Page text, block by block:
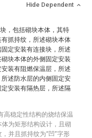
Hide Dependent
，包括砌块本体，其特
抓持纹，所述砌块本体
定安装有连接块，所述
块本体的外侧固定安装
装有阻燃保温层，所述
述防水层的内侧固定安
安装有隔热层，所述隔
高稳定性结构的烧结保温
为矩形结构设计，且砌
并且抓持纹为“凹”字形